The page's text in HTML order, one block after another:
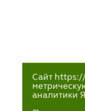
Сайт
аналитики